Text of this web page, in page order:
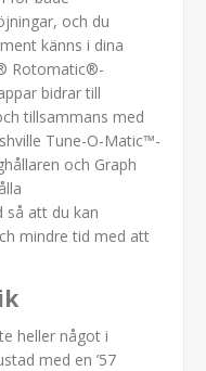
och du
känns i dina
Rotomatic®-
bidrar till
tillsammans med
Tune-O-Matic™-
och Graph
så att du kan
mindre tid med att
heller något i
med en ’57